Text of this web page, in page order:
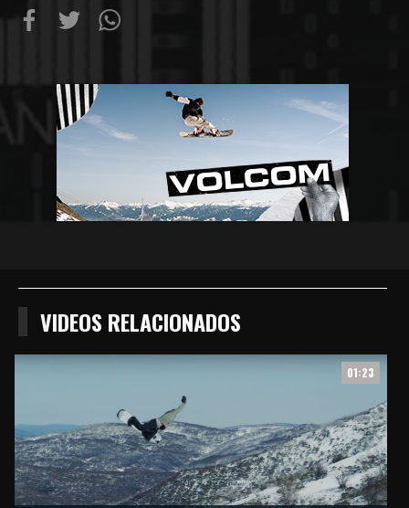
FacebookTwitterWathsapp
VIDEOS RELACIONADOS
01:23